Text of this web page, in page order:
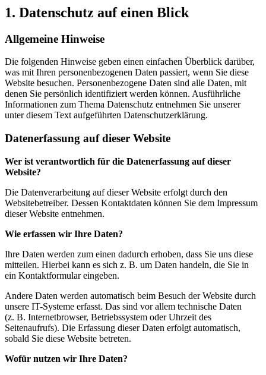
1. Datenschutz auf einen Blick
Allgemeine Hinweise
Die folgenden Hinweise geben einen einfachen Überblick darüber,
was mit Ihren personenbezogenen Daten passiert, wenn Sie diese
Website besuchen. Personenbezogene Daten sind alle Daten, mit
denen Sie persönlich identifiziert werden können. Ausführliche
Informationen zum Thema Datenschutz entnehmen Sie unserer
unter diesem Text aufgeführten Datenschutzerklärung.
Datenerfassung auf dieser Website
Wer ist verantwortlich für die Datenerfassung auf dieser
Website?
Die Datenverarbeitung auf dieser Website erfolgt durch den
Websitebetreiber. Dessen Kontaktdaten können Sie dem Impressum
dieser Website entnehmen.
Wie erfassen wir Ihre Daten?
Ihre Daten werden zum einen dadurch erhoben, dass Sie uns diese
mitteilen. Hierbei kann es sich z. B. um Daten handeln, die Sie in
ein Kontaktformular eingeben.
Andere Daten werden automatisch beim Besuch der Website durch
unsere IT-Systeme erfasst. Das sind vor allem technische Daten
(z. B. Internetbrowser, Betriebssystem oder Uhrzeit des
Seitenaufrufs). Die Erfassung dieser Daten erfolgt automatisch,
sobald Sie diese Website betreten.
Wofür nutzen wir Ihre Daten?